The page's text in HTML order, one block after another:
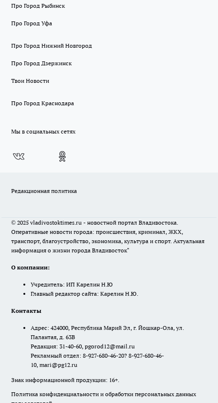
Про Город Рыбинск
Про Город Уфа
Про Город Нижний Новгород
Про Город Дзержинск
Твои Новости
Про Город Краснодара
Мы в социальных сетях
Редакционная политика
© 2025 vladivostoktimes.ru - новостной портал Владивостока.
Оперативные новости города: происшествия, криминал, ЖКХ,
транспорт, благоустройство, экономика, культура и спорт. Актуальная
информация о жизни города Владивосток"
О компании:
Учредитель: ИП Карелин Н.Ю
Главный редактор сайта: Карелин Н.Ю.
Контакты
Адрес: 424000, Республика Марий Эл, г. Йошкар-Ола, ул.
Палантая, д. 63В
Редакция: 31-40-60, pgorod12@mail.ru
Рекламный отдел: 8-927-680-46-20? 8-927-680-46-
10, mari@pg12.ru
Знак информационной продукции: 16+.
Политика конфиденциальности и обработки персональных данных